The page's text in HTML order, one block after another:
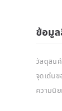
ข้อมู
วัสดุสิน
จุดเด่น
ความนิ